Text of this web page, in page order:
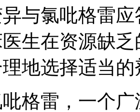
与氯吡格雷
生在资源缺
地选择适当
吡格雷，一个